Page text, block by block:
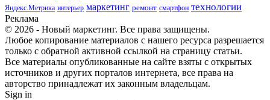
Яндекс.Метрика интерьер маркетинг ремонт смартфон технологии
Реклама
© 2026 - Новый маркетинг. Все права защищены.
Любое копирование материалов с нашего ресурса разрешается
только с обратной активной ссылкой на страницу статьи.
Все материалы опубликованные на сайте взяты с открытых
источников и других порталов интернета, все права на
авторство принадлежат их законным владельцам.
Sign in